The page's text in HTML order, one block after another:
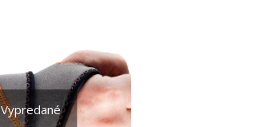
Vypredané